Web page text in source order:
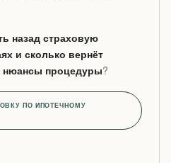
назад страховую
и сколько вернёт
нюансы процедуры?
ПО ИПОТЕЧНОМУ